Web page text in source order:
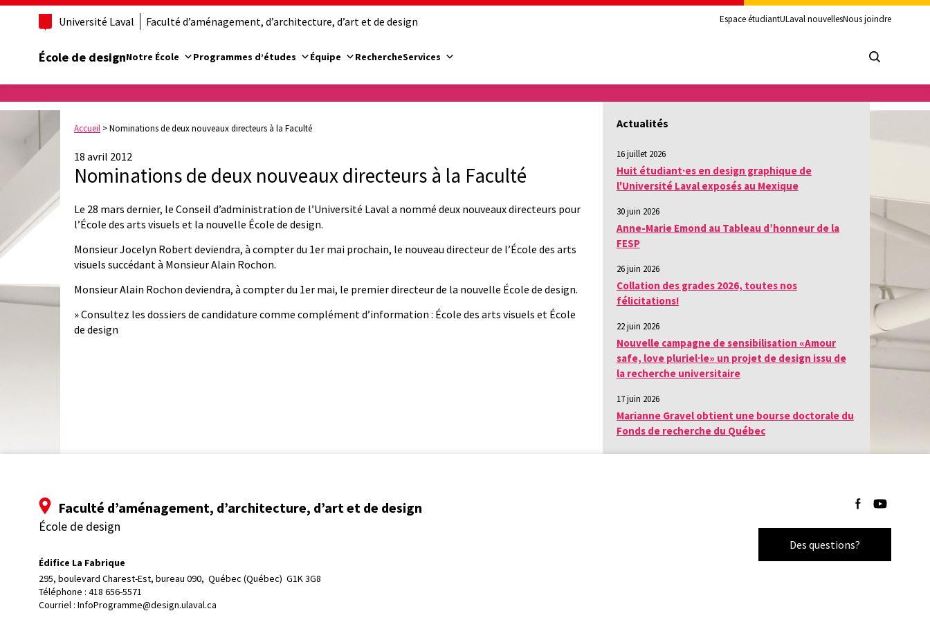
Université Laval Faculté d’aménagement, d’architecture, d’art et de design Espace étudiantULaval nouvellesNous joindre
École de designNotre École Programmes d’études Équipe RechercheServices
Accueil >Nominations de deux nouveaux directeurs à la Faculté
18 avril 2012
Nominations de deux nouveaux directeurs à la Faculté
Le 28 mars dernier, le Conseil d’administration de l’Université Laval a nommé deux nouveaux directeurs pour
l’École des arts visuels et la nouvelle École de design.
Monsieur Jocelyn Robert deviendra, à compter du 1er mai prochain, le nouveau directeur de l’École des arts
visuels succédant à Monsieur Alain Rochon.
Monsieur Alain Rochon deviendra, à compter du 1er mai, le premier directeur de la nouvelle École de design.
» Consultez les dossiers de candidature comme complément d’information : École des arts visuels et École
de design
Actualités
16 juillet 2026
Huit étudiant·es en design graphique de
l'Université Laval exposés au Mexique
30 juin 2026
Anne-Marie Emond au Tableau d’honneur de la
FESP
26 juin 2026
Collation des grades 2026, toutes nos
félicitations!
22 juin 2026
Nouvelle campagne de sensibilisation «Amour
safe, love pluriel·le» un projet de design issu de
la recherche universitaire
17 juin 2026
Marianne Gravel obtient une bourse doctorale du
Fonds de recherche du Québec
Faculté d’aménagement, d’architecture, d’art et de design
École de design
Édifice La Fabrique
295, boulevard Charest-Est, bureau 090, Québec (Québec)  G1K 3G8
Téléphone : 418 656-5571
Courriel : InfoProgramme@design.ulaval.ca
Suivez-nous sur
Suivez-nous
Des questions?